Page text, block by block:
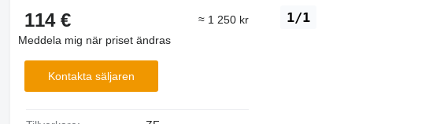
1/1
114 €
≈ 1 250 kr
Meddela mig när priset ändras
Kontakta säljaren